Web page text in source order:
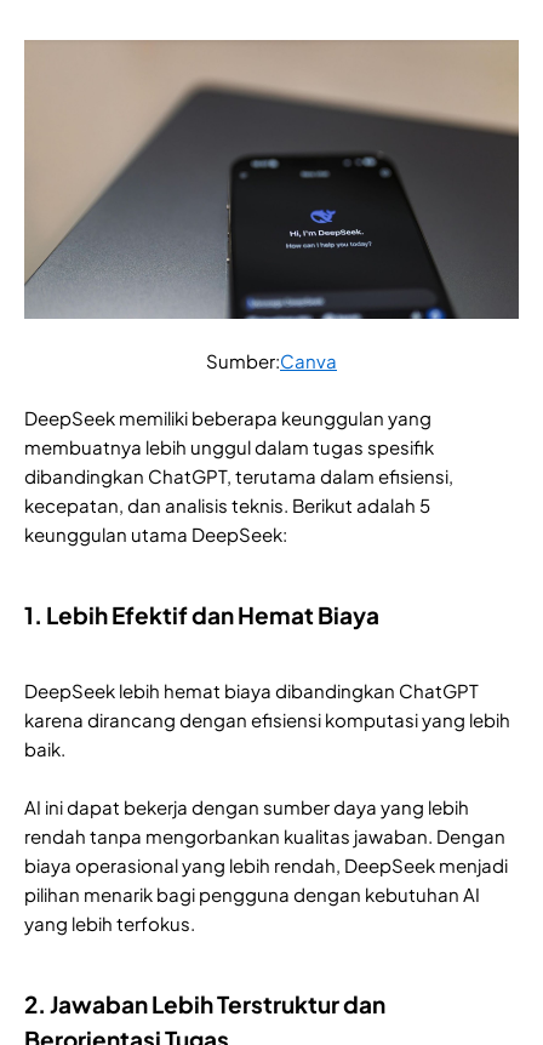
Sumber:Canva
DeepSeek memiliki beberapa keunggulan yang
membuatnya lebih unggul dalam tugas spesifik
dibandingkan ChatGPT, terutama dalam efisiensi,
kecepatan, dan analisis teknis. Berikut adalah 5
keunggulan utama DeepSeek:
1. Lebih Efektif dan Hemat Biaya
DeepSeek lebih hemat biaya dibandingkan ChatGPT
karena dirancang dengan efisiensi komputasi yang lebih
baik.
AI ini dapat bekerja dengan sumber daya yang lebih
rendah tanpa mengorbankan kualitas jawaban. Dengan
biaya operasional yang lebih rendah, DeepSeek menjadi
pilihan menarik bagi pengguna dengan kebutuhan AI
yang lebih terfokus.
2. Jawaban Lebih Terstruktur dan
Berorientasi Tugas